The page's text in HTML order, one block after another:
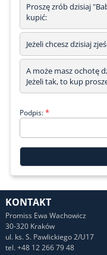
Proszę zrób dzisiaj
kupić:
Jeżeli chcesz dzisiaj
A może masz ochotę
Jeżeli tak, to kup
Podpis:*
KONTAKT
Promiss Ewa Wachowicz
30-320 Kraków
ul. ks. S. Pawlickiego 2/U17
tel. +48 12 266 79 48